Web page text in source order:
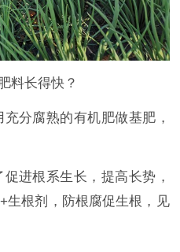
料长得快？
分腐熟的有机肥做基肥，
进根系生长，提高长势，
+生根剂，防根腐促生根，见